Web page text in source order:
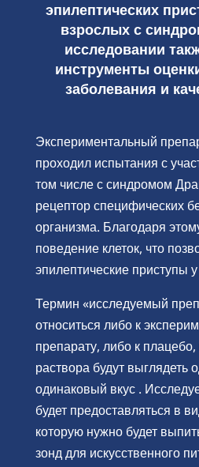
эпилептических
взрослых с
исследовании
инструменты
заболевания и
Экспериментальный
проходил испытания с
том числе с синдромом
рецептор специфических
организма. Благодаря
поведение клеток, что
эпилептические приступы
Термин «исследуемый
относиться либо к
препарату, либо к
раствора будут выглядеть
одинаковый вкус .
будет предоставляться в
которую нужно будет
зонд для искусственного